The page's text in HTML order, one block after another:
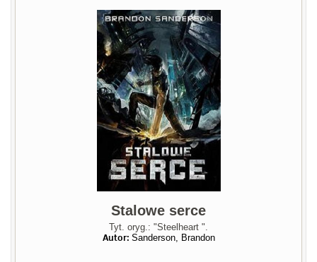
Stalowe serce
Tyt. oryg.: "Steelheart ".
Autor: Sanderson, Brandon